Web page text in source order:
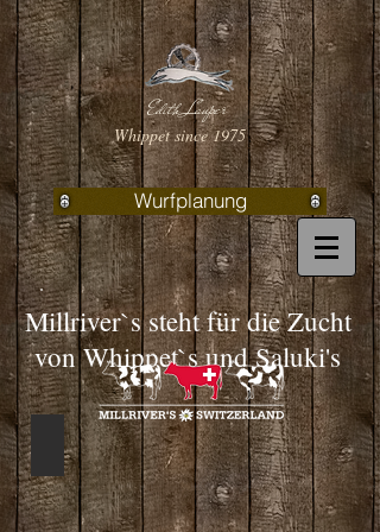
Edith Lauper
Whippet since 1975
Wurfplanung
Millriver`s steht für die Zucht
von Whippet`s und Saluki's
Brood Bitches
Millriver's
Befana